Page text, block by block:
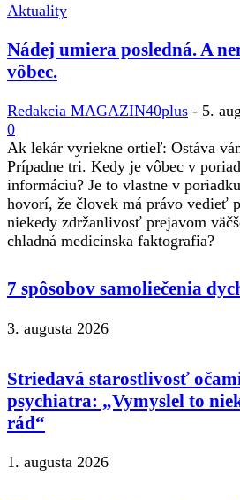
Aktuality
Nádej umiera posledná. A
vôbec.
Redakcia MAGAZIN40plus - 5.
0
Ak lekár vyriekne ortieľ: Ostáva
Prípadne tri. Kedy je vôbec v
informáciu? Je to vlastne v
hovorí, že človek má právo vedieť
niekedy zdržanlivosť prejavom
chladná medicínska faktografia?
7 spôsobov samoliečenia
3. augusta 2026
Striedavá starostlivosť
psychiatra: „Vymyslel to
rád“
1. augusta 2026